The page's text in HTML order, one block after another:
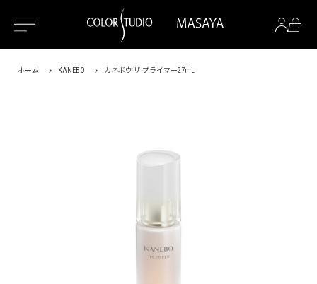
ホーム KANEBO カネボウ ザ プライマー27mL